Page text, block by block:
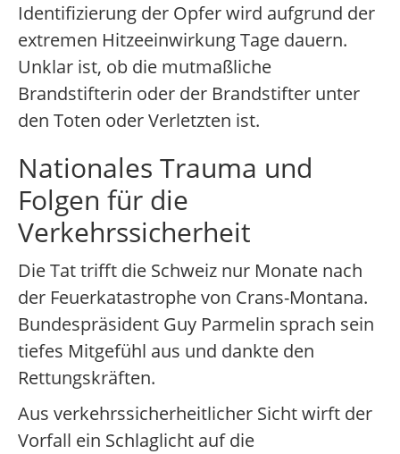
Identifizierung der Opfer wird aufgrund der
extremen Hitzeeinwirkung Tage dauern.
Unklar ist, ob die mutmaßliche
Brandstifterin oder der Brandstifter unter
den Toten oder Verletzten ist.
Nationales Trauma und
Folgen für die
Verkehrssicherheit
Die Tat trifft die Schweiz nur Monate nach
der Feuerkatastrophe von Crans-Montana.
Bundespräsident Guy Parmelin sprach sein
tiefes Mitgefühl aus und dankte den
Rettungskräften.
Aus verkehrssicherheitlicher Sicht wirft der
Vorfall ein Schlaglicht auf die